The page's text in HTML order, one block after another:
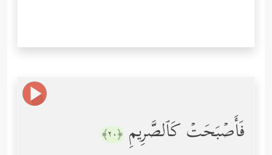
فَأَصۡبَحَتۡ كَٱلصَّرِیمِ ﴿٢٠﴾